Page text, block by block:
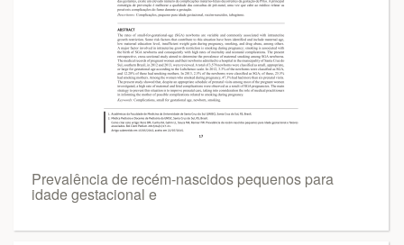
Prevalência de recém-nascidos pequenos para
idade gestacional e